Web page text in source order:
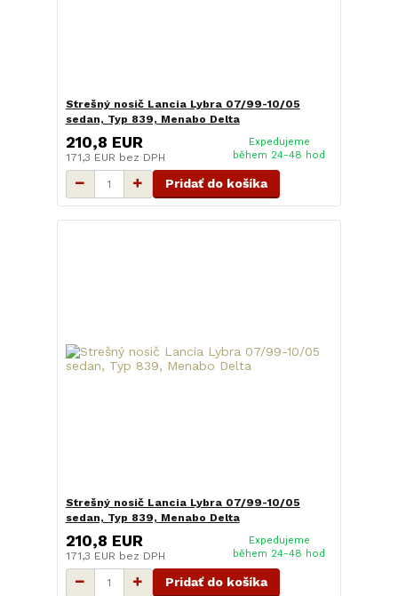
Strešný nosič Lancia Lybra 07/99-10/05
sedan, Typ 839, Menabo Delta
210,8 EUR
171,3 EUR bez DPH
Expedujeme
během 24-48 hod
Pridať do košíka
Strešný nosič Lancia Lybra 07/99-10/05
sedan, Typ 839, Menabo Delta
210,8 EUR
171,3 EUR bez DPH
Expedujeme
během 24-48 hod
Pridať do košíka